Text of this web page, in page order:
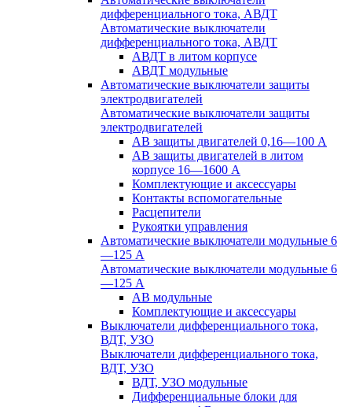
дифференциального тока, АВДТ
Автоматические выключатели
дифференциального тока, АВДТ
АВДТ в литом корпусе
АВДТ модульные
Автоматические выключатели защиты
электродвигателей
Автоматические выключатели защиты
электродвигателей
АВ защиты двигателей 0,16—100 А
АВ защиты двигателей в литом
корпусе 16—1600 А
Комплектующие и аксессуары
Контакты вспомогательные
Расцепители
Рукоятки управления
Автоматические выключатели модульные 6
—125 А
Автоматические выключатели модульные 6
—125 А
АВ модульные
Комплектующие и аксессуары
Выключатели дифференциального тока,
ВДТ, УЗО
Выключатели дифференциального тока,
ВДТ, УЗО
ВДТ, УЗО модульные
Дифференциальные блоки для